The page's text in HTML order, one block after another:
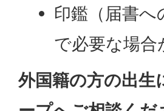
印鑑（届書
で必要な場
外国籍の方の出生